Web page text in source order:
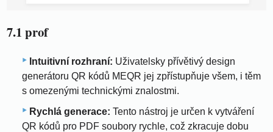
7.1 prof
Intuitivní rozhraní: Uživatelsky přívětivý design
generátoru QR kódů MEQR jej zpřístupňuje všem, i těm
s omezenými technickými znalostmi.
Rychlá generace: Tento nástroj je určen k vytváření
QR kódů pro PDF soubory rychle, což zkracuje dobu